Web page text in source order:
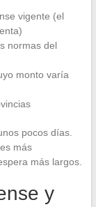
vigente (el
normas del
monto varía
pocos días.
más
más largos.
y